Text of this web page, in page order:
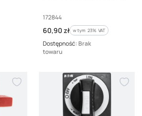
Kod producenta
172844
Cena brutto
60,90 zł w tym %s VAT
w tym 23% VAT
Dostępność: Brak
towaru